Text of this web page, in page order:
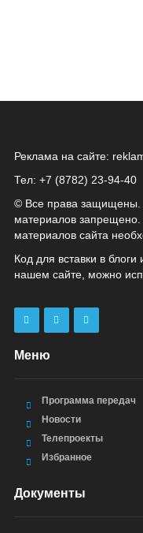
Реклама на сайте:
Тел: +7 (8782) 23‑94‑40
© Все права защищены.
материалов запрещено.
материалов сайта
Код для вставки в
нашем сайте, можно
Меню
Программа передач
Новости
Телепроекты
Избранное
Документы